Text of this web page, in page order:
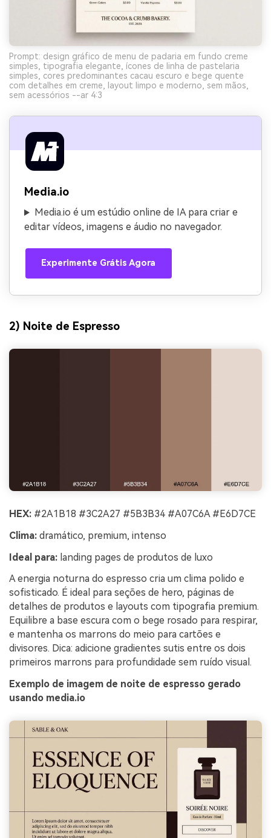
Prompt: design gráfico de menu de padaria em fundo creme
simples, tipografia elegante, ícones de linha de pastelaria
simples, cores predominantes cacau escuro e bege quente
com detalhes em creme, layout limpo e moderno, sem mãos,
sem acessórios --ar 4:3
Media.io
Media.io é um estúdio online de IA para criar e
editar vídeos, imagens e áudio no navegador.
Experimente Grátis Agora
2) Noite de Espresso
HEX: #2A1B18 #3C2A27 #5B3B34 #A07C6A #E6D7CE
Clima: dramático, premium, intenso
Ideal para: landing pages de produtos de luxo
A energia noturna do espresso cria um clima polido e
sofisticado. É ideal para seções de hero, páginas de
detalhes de produtos e layouts com tipografia premium.
Equilibre a base escura com o bege rosado para respirar,
e mantenha os marrons do meio para cartões e
divisores. Dica: adicione gradientes sutis entre os dois
primeiros marrons para profundidade sem ruído visual.
Exemplo de imagem de noite de espresso gerado
usando media.io